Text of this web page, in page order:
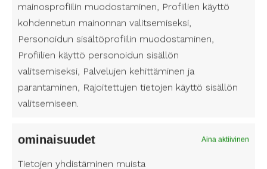
mainosprofiilin muodostaminen, Profiilien käyttö
kohdennetun mainonnan valitsemiseksi,
Personoidun sisältöprofiilin muodostaminen,
Profiilien käyttö personoidun sisällön
valitsemiseksi, Palvelujen kehittäminen ja
parantaminen, Rajoitettujen tietojen käyttö sisällön
valitsemiseen.
ominaisuudet Aina aktiivinen
Tietojen yhdistäminen muista
työnantajana. Tämä tarkoittaa, että sinun on
huolehdittava työnantajan velvollisuuksista, kuten
palkanmaksusta, työterveyshuollosta ja
vakuutuksista. Helsingissä on saatavilla resursseja
ja palveluja, jotka voivat auttaa näissä tehtävissä.
Jatkuva kommunikointi henkilökohtaisen
Kun olet valinnut henkilökohtaisen avustajan,
välttämätöntä. On tärkeää, että voit ilmaista